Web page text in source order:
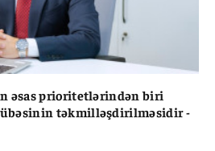
əsas prioritetlərindən biri
təkmilləşdirilməsidir -